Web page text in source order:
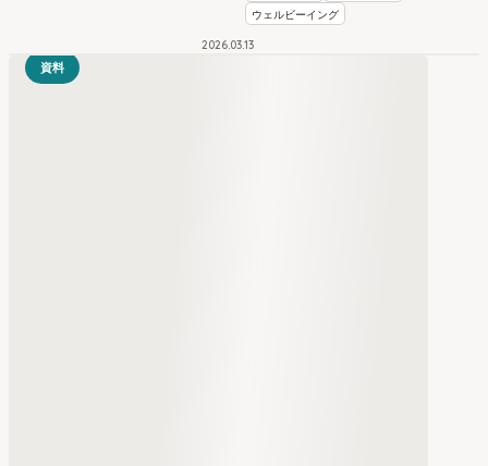
ウェルビーイング
2026.0313
資料